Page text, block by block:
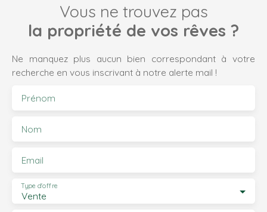
Vous ne trouvez pas
la propriété de vos rêves ?
Ne manquez plus aucun bien correspondant à votre
recherche en vous inscrivant à notre alerte mail !
Prénom
Nom
Email
Vente
Type d'offre